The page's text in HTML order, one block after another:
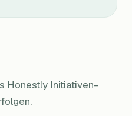
Honestly Initiativen-